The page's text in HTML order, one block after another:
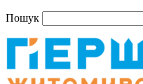
Пошук